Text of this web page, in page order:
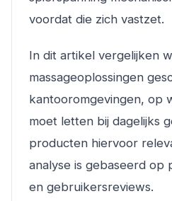
voordat die zich vastzet.
In dit artikel vergelijken
massageoplossingen
kantooromgevingen, op
moet letten bij dagelijks
producten hiervoor
analyse is gebaseerd op
en gebruikersreviews.